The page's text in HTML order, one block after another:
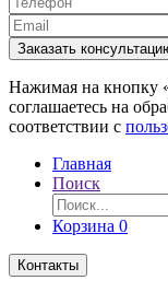
Заказать
Нажимая на кнопку
соглашаетесь на
соответствии с
Главная
Поиск
Корзина 0
Контакты